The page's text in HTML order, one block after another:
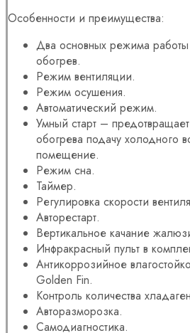
Особенности и преимущества:
Два основных режима
обогрев.
Режим вентиляции.
Режим осушения.
Автоматический режим.
Умный старт –
обогрева подачу холодного
помещение.
Режим сна.
Таймер.
Регулировка скорости
Авторестарт.
Вертикальное качание
Инфракрасный пульт в
Антикоррозийное
Golden Fin.
Контроль количества
Авторазморозка.
Самодиагностика.